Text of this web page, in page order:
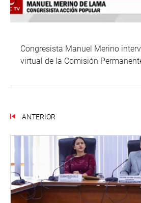
Congresista Manuel Merino
virtual de la Comisión
ANTERIOR